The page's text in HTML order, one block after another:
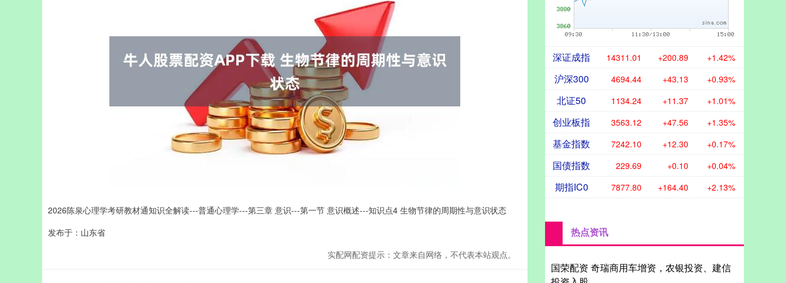
2026陈泉心理学考研教材通知识全解读---普通心理学---第三章 意识---第一节 意识概述---知识点4 生物节律的周期性与意识状态
发布于：山东省
实配网配资提示：文章来自网络，不代表本站观点。
深证成指 14311.01 +200.89 +1.42%
沪深300 4694.44 +43.13 +0.93%
北证50 1134.24 +11.37 +1.01%
创业板指 3563.12 +47.56 +1.35%
基金指数 7242.10 +12.30 +0.17%
国债指数 229.69 +0.10 +0.04%
期指IC0 7877.80 +164.40 +2.13%
热点资讯
国荣配资 奇瑞商用车增资，农银投资、建信